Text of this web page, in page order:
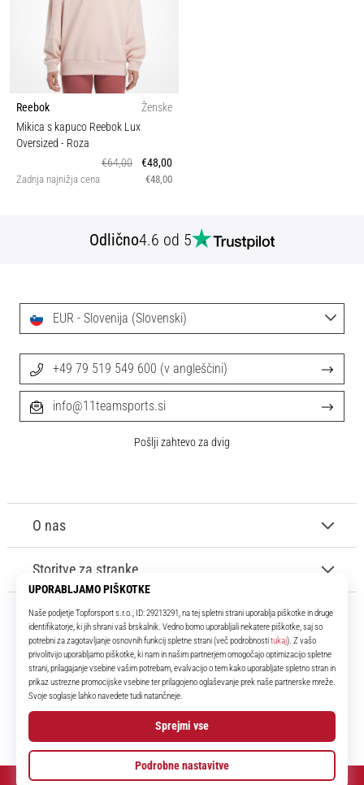
Reebok
Ženske
Mikica s kapuco Reebok Lux
Oversized - Roza
€64,00
€48,00
Zadnja najnižja cena €48,00
Odlično4.6 od 5
11teamsports.si
Že več kot 16 let smo vaši soigralci ter vam predstavljamo najboljše in
najnovejše izdelke iz sveta nogometa.
Facebook
Instagram
O nas
Storitve za stranke
EUR - Slovenija (Slovenski)
+49 79 519 549 600 (v angleščini)
info@11teamsports.si
Pošlji zahtevo za dvig